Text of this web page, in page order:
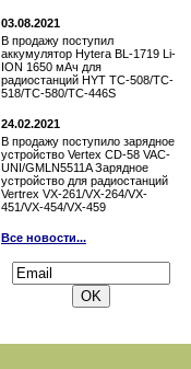
03.08.2021
В продажу поступил
аккумулятор Hytera BL-1719 Li-
ION 1650 мАч для
радиостанций HYT TC-508/TC-
518/TC-580/TC-446S
24.02.2021
В продажу поступило зарядное
устройство Vertex СD-58 VAC-
UNI/GMLN5511A Зарядное
устройство для радиостанций
Vertrex VX-261/VX-264/VX-
451/VX-454/VX-459
Все новости...